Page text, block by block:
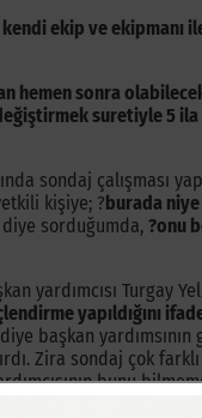
ekip ve ekipmanı
hemen sonra
suretiyle 5
sondaj çalışması
kişiye; ? burada
diye sorduğumda, ?onu
yardımcısı Turgay
yapıldığını
başkan
Zira sondaj çok
bunu